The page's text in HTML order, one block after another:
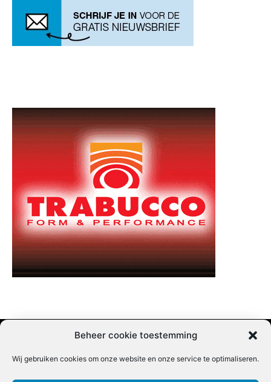
Beheer cookie toestemming
Wij gebruiken cookies om onze website en onze service te optimaliseren.